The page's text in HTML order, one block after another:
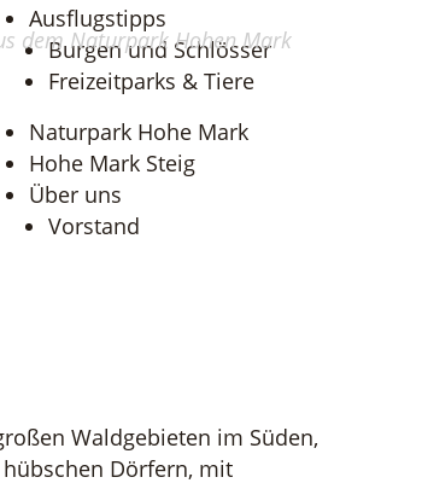
Ausflugstipps
Burgen und Schlösser
Freizeitparks & Tiere
Naturpark Hohe Mark
Hohe Mark Steig
Über uns
Vorstand
Waldgebieten im Süden,
Dörfern, mit